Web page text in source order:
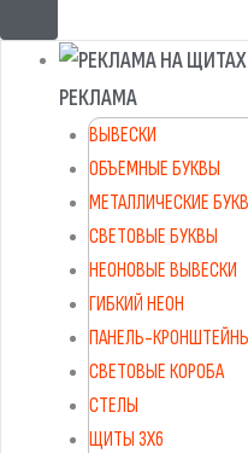
РЕКЛАМА
ВЫВЕСКИ
ОБЪЕМНЫЕ БУКВЫ
МЕТАЛЛИЧЕСКИЕ
СВЕТОВЫЕ БУКВЫ
НЕОНОВЫЕ ВЫВЕСКИ
ГИБКИЙ НЕОН
ПАНЕЛЬ-
СВЕТОВЫЕ КОРОБА
СТЕЛЫ
ЩИТЫ 3Х6